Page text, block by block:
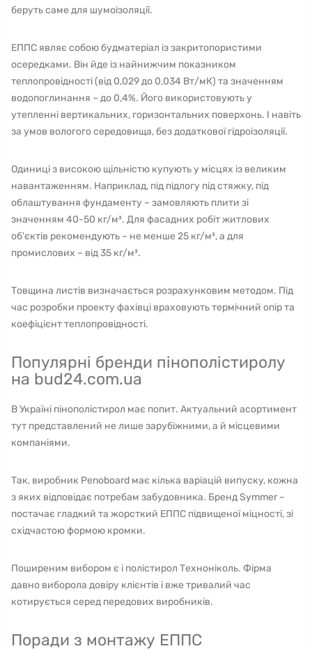
беруть саме для шумоізоляції.
ЕППС являє собою будматеріал із закритопористими
осередками. Він йде із найнижчим показником
теплопровідності (від 0,029 до 0,034 Вт/мК) та значенням
водопоглинання – до 0,4%. Його використовують у
утепленні вертикальних, горизонтальних поверхонь. І навіть
за умов вологого середовища, без додаткової гідроізоляції.
Одиниці з високою щільністю купують у місцях із великим
навантаженням. Наприклад, під підлогу під стяжку, під
облаштування фундаменту – замовляють плити зі
значенням 40-50 кг/м³. Для фасадних робіт житлових
об'єктів рекомендують – не менше 25 кг/м³, а для
промислових – від 35 кг/м³.
Товщина листів визначається розрахунковим методом. Під
час розробки проекту фахівці враховують термічний опір та
коефіцієнт теплопровідності.
Популярні бренди пінополістиролу
на bud24.com.ua
В Україні пінополістирол має попит. Актуальний асортимент
тут представлений не лише зарубіжними, а й місцевими
компаніями.
Так, виробник Penoboard має кілька варіацій випуску, кожна
з яких відповідає потребам забудовника. Бренд Symmer –
постачає гладкий та жорсткий ЕППС підвищеної міцності, зі
східчастою формою кромки.
Поширеним вибором є і полістирол Техноніколь. Фірма
давно виборола довіру клієнтів і вже тривалий час
котирується серед передових виробників.
Поради з монтажу ЕППС